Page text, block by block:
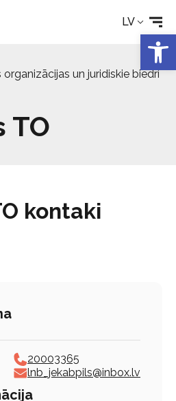
LV
organizācijas un juridiskie biedri
TO
kontaki
20003365
lnb_jekabpils@inbox.lv